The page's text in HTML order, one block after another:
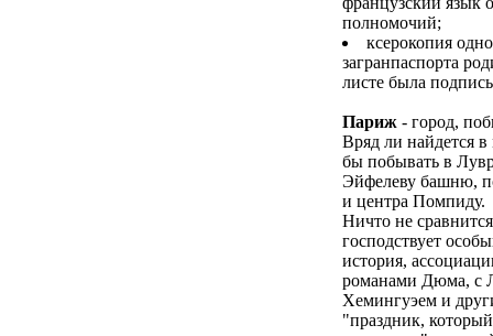
полномочий;
ксерокопия
загранпаспорта
листе была
Париж - город,
Вряд ли найдется
бы побывать в
Эйфелеву башню,
и центра Помпиду.
Ничто не
господствует
история,
романами Дюма, с
Хемингуэем и
"праздник,